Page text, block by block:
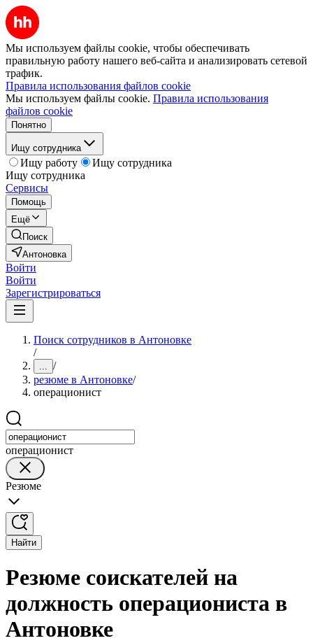
Мы используем файлы cookie, чтобы обеспечивать
правильную работу нашего веб-сайта и анализировать сетевой
трафик.
Правила использования файлов cookie
Мы используем файлы cookie. Правила использования
файлов cookie
Понятно
Ищу сотрудника
Ищу работу
Ищу сотрудника
Ищу сотрудника
Сервисы
Помощь
Ещё
Поиск
Антоновка
Войти
Войти
Зарегистрироваться
Поиск сотрудников в Антоновке
/
... /
резюме в Антоновке/
операционист
операционист
Резюме
Найти
Резюме соискателей на
должность операциониста в
Антоновке